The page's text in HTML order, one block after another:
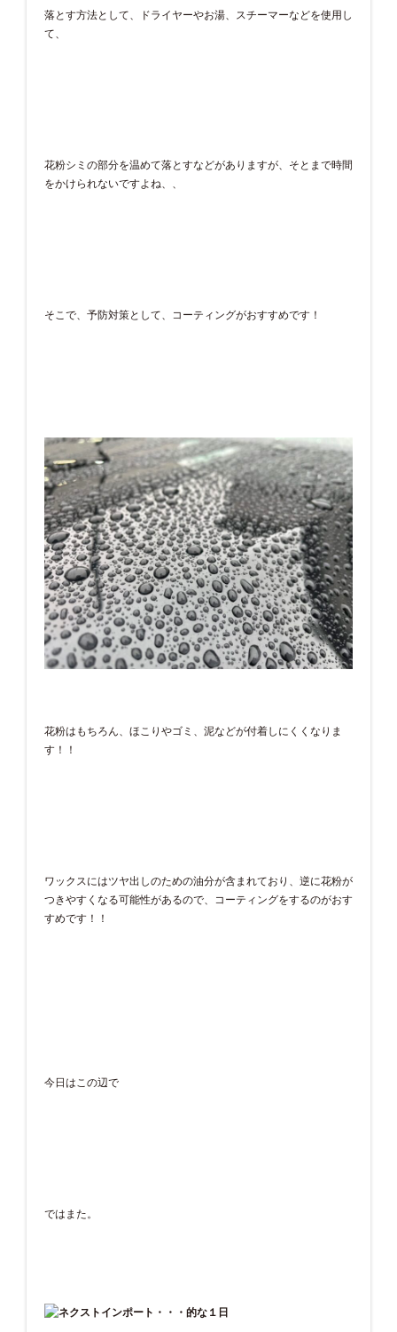
落とす方法として、ドライヤーやお湯、スチーマーなどを使用し
て、
花粉シミの部分を温めて落とすなどがありますが、そとまで時間
をかけられないですよね、、
そこで、予防対策として、コーティングがおすすめです！
花粉はもちろん、ほこりやゴミ、泥などが付着しにくくなりま
す！！
ワックスにはツヤ出しのための油分が含まれており、逆に花粉が
つきやすくなる可能性があるので、コーティングをするのがおす
すめです！！
今日はこの辺で
ではまた。